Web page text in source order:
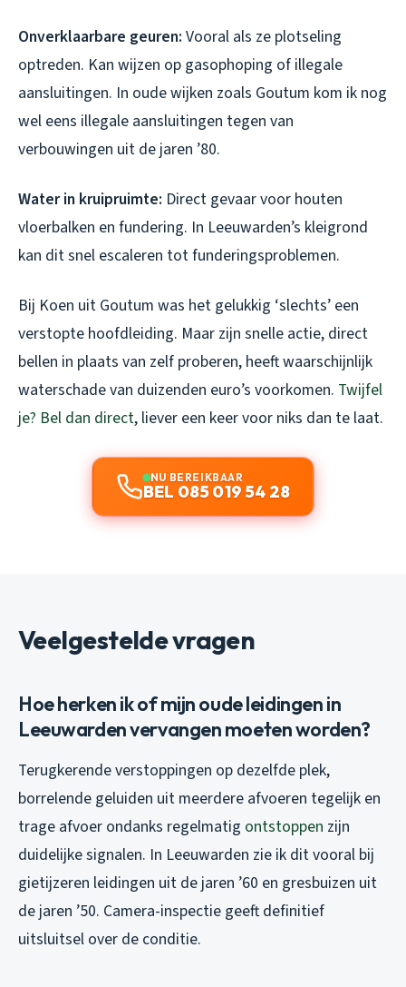
Onverklaarbare geuren: Vooral als ze plotseling
optreden. Kan wijzen op gasophoping of illegale
aansluitingen. In oude wijken zoals Goutum kom ik nog
wel eens illegale aansluitingen tegen van
verbouwingen uit de jaren ’80.
Water in kruipruimte: Direct gevaar voor houten
vloerbalken en fundering. In Leeuwarden’s kleigrond
kan dit snel escaleren tot funderingsproblemen.
Bij Koen uit Goutum was het gelukkig ‘slechts’ een
verstopte hoofdleiding. Maar zijn snelle actie, direct
bellen in plaats van zelf proberen, heeft waarschijnlijk
waterschade van duizenden euro’s voorkomen. Twijfel
je? Bel dan direct, liever een keer voor niks dan te laat.
NU BEREIKBAAR
BEL 085 019 54 28
Veelgestelde vragen
Hoe herken ik of mijn oude leidingen in
Leeuwarden vervangen moeten worden?
Terugkerende verstoppingen op dezelfde plek,
borrelende geluiden uit meerdere afvoeren tegelijk en
trage afvoer ondanks regelmatig ontstoppen zijn
duidelijke signalen. In Leeuwarden zie ik dit vooral bij
gietijzeren leidingen uit de jaren ’60 en gresbuizen uit
de jaren ’50. Camera-inspectie geeft definitief
uitsluitsel over de conditie.